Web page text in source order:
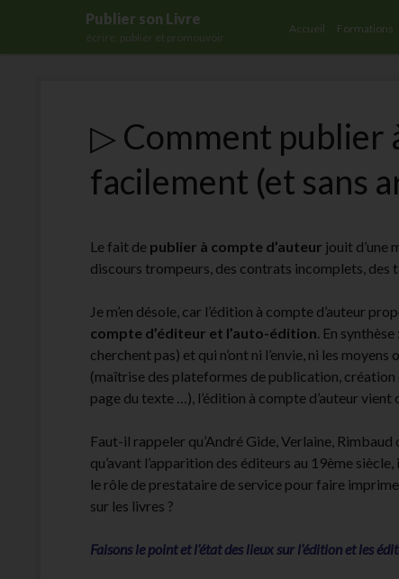
Publier son Livre
écrire, publier et promouvoir
Accueil Formations
▷ Comment publier
facilement (et sans
Le fait de publier à compte d’auteur jouit d’une
discours trompeurs, des contrats incomplets, des
Je m’en désole, car l’édition à compte d’auteur
compte d’éditeur et l’auto-édition. En
cherchent pas) et qui n’ont ni l’envie, ni les
(maîtrise des plateformes de publication,
page du texte …), l’édition à compte d’auteur vient
Faut-il rappeler qu’André Gide, Verlaine, Rimbaud
qu’avant l’apparition des éditeurs au 19ème
le rôle de prestataire de service pour faire
sur les livres ?
Faisons le point et l’état des lieux sur l’édition et les